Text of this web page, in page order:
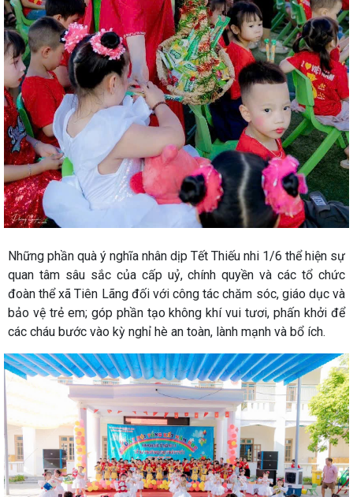
Những phần quà ý nghĩa nhân dịp Tết Thiếu nhi 1/6 thể hiện sự
quan tâm sâu sắc của cấp uỷ, chính quyền và các tổ chức
đoàn thể xã Tiên Lãng đối với công tác chăm sóc, giáo dục và
bảo vệ trẻ em; góp phần tạo không khí vui tươi, phấn khởi để
các cháu bước vào kỳ nghỉ hè an toàn, lành mạnh và bổ ích.